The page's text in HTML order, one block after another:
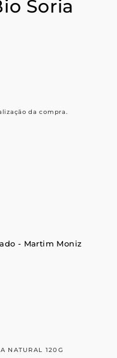
Soria
da compra.
- Martim Moniz
NATURAL 120G